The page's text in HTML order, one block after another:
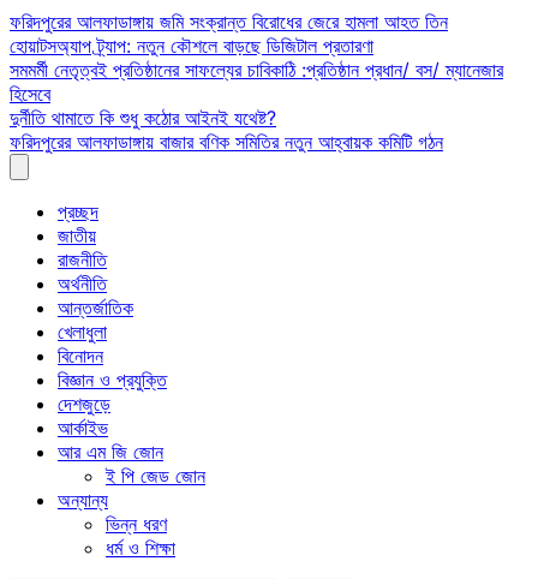
Skip
to
content
ফরিদপুরের আলফাডাঙ্গায় জমি সংক্রান্ত বিরোধের জেরে হামলা আহত তিন
হোয়াটসঅ্যাপ ট্র্যাপ: নতুন কৌশলে বাড়ছে ডিজিটাল প্রতারণা
সমমর্মী নেতৃত্বই প্রতিষ্ঠানের সাফল্যের চাবিকাঠি :প্রতিষ্ঠান প্রধান/ বস/ ম্যানেজার
হিসেবে
দুর্নীতি থামাতে কি শুধু কঠোর আইনই যথেষ্ট?
ফরিদপুরের আলফাডাঙ্গায় বাজার বণিক সমিতির নতুন আহ্বায়ক কমিটি গঠন
প্রচ্ছদ
জাতীয়
রাজনীতি
অর্থনীতি
আন্তর্জাতিক
খেলাধুলা
বিনোদন
বিজ্ঞান ও প্রযুক্তি
দেশজুড়ে
আর্কাইভ
আর এম জি জোন
ই পি জেড জোন
অন্যান্য
ভিন্ন ধরণ
ধর্ম ও শিক্ষা